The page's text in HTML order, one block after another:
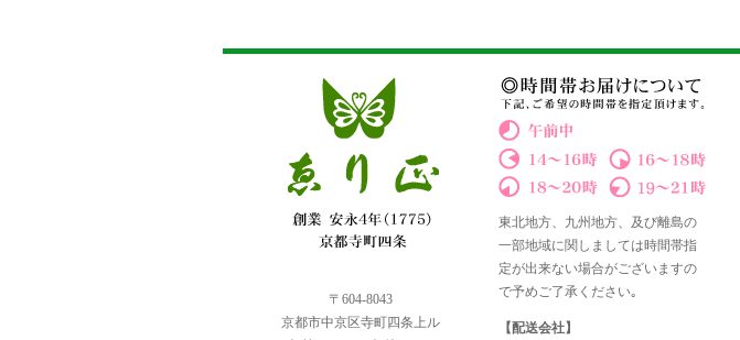
〒604-8043
京都市中京区寺町四条上ル
東北地方、九州地方、及び離島の
一部地域に関しましては時間帯指
定が出来ない場合がございますの
で予めご了承ください｡
【配送会社】